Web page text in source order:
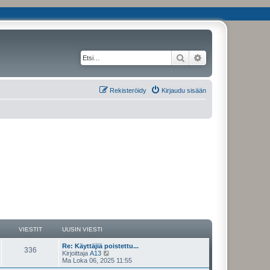
Etsi
Kirjaudu sisään
Rekisteröidy
VIESTIT UUSIN VIESTI
336
Re: Käyttäjiä poistettu...
Kirjoittaja A13
ä
y
Ma Loka 06, 2025 11:55